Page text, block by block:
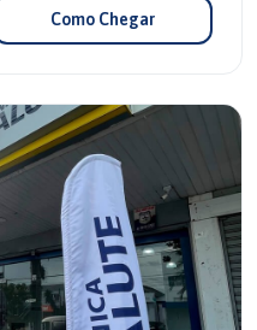
Como Chegar